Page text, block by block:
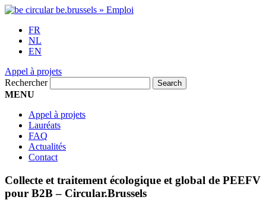
FR
NL
EN
Appel à projets
Rechercher
MENU
Appel à projets
Lauréats
FAQ
Actualités
Contact
Collecte et traitement écologique et global de PEEFV
pour B2B – Circular.Brussels